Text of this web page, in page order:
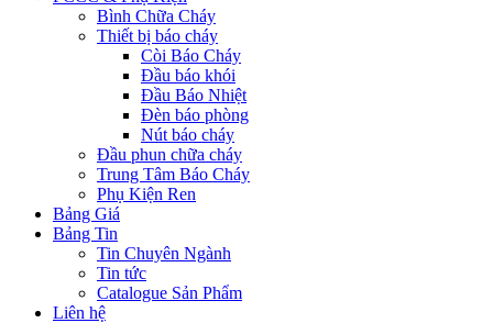
Bình Chữa Cháy
Thiết bị báo cháy
Còi Báo Cháy
Đầu báo khói
Đầu Báo Nhiệt
Đèn báo phòng
Nút báo cháy
Đầu phun chữa cháy
Trung Tâm Báo Cháy
Phụ Kiện Ren
Bảng Giá
Bảng Tin
Tin Chuyên Ngành
Tin tức
Catalogue Sản Phẩm
Liên hệ